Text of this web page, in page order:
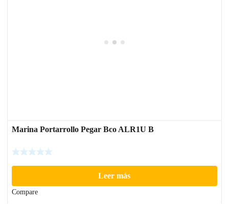
Marina Portarrollo Pegar Bco ALR1U B
Leer más
Compare